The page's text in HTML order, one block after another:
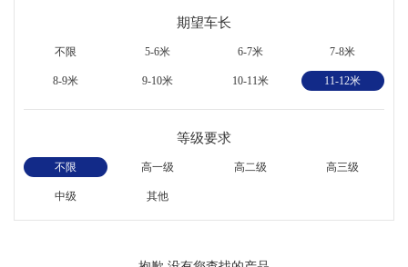
期望车长
不限 5-6米 6-7米 7-8米
8-9米 9-10米 10-11米 11-12米
等级要求
不限 高一级 高二级 高三级
中级 其他